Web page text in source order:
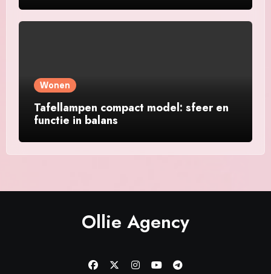
Wonen
Tafellampen compact model: sfeer en
functie in balans
Ollie Agency